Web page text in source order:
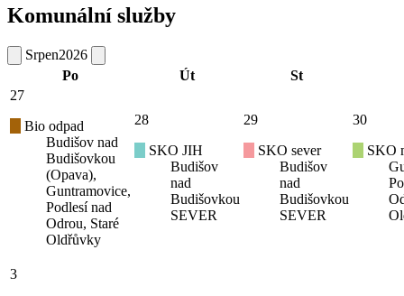
Komunální služby
Srpen2026
Po
Út
St
27
Bio odpad
Budišov nad
Budišovkou
(Opava),
Guntramovice,
Podlesí nad
Odrou, Staré
Oldřůvky
28
SKO JIH
Budišov
nad
Budišovkou
SEVER
29
SKO sever
Budišov
nad
Budišovkou
SEVER
30
SKO
3